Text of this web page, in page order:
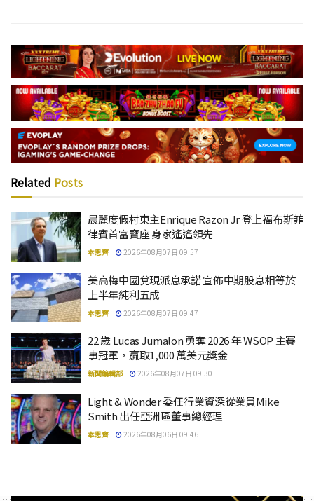
Related Posts
晨麗度假村東主Enrique Razon Jr 登上福布斯菲
律賓首富寶座 身家遙遙領先
本思齊 2026年08月07日 09:57
美高梅中國兌現派息承諾 宣佈中期股息相等於
上半年純利五成
本思齊 2026年08月07日 09:47
22 歲 Lucas Jumalon 勇奪 2026 年 WSOP 主賽
事冠軍，贏取1,000 萬美元獎金
新聞編輯部 2026年08月07日 09:30
Light & Wonder 委任行業資深從業員Mike
Smith 出任亞洲區董事總經理
本思齊 2026年08月06日 09:46